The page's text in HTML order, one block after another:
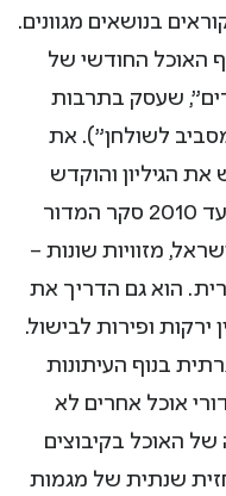
בנושאים מגוונים.
האוכל החודשי של
שעסק בתרבות
לשולחן"). את
הגיליון והוקדש
לפרי או לירק של העונה. מ-2003 עד 2010 סקר המדור
מזוויות שונות –
הוא גם הדריך את
ירקות ופירות לבישול.
בנוף העיתונות
אוכל אחרים לא
של האוכל בקיבוצים
שנתית של מגמות